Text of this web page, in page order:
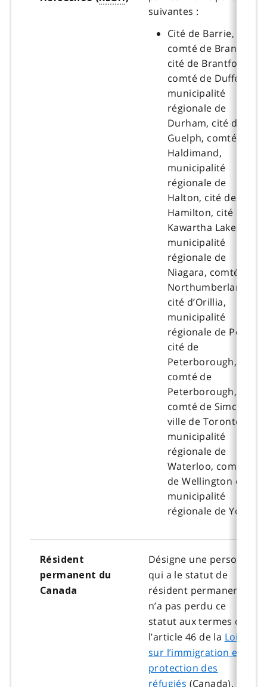
suivantes :
Cité de Barrie,
comté de Brant,
cité de Brantford,
comté de Dufferin,
municipalité
régionale de
Durham, cité de
Guelph, comté de
Haldimand,
municipalité
régionale de
Halton, cité de
Hamilton, cité de
Kawartha Lakes,
municipalité
régionale de
Niagara, comté de
Northumberland,
cité d’Orillia,
municipalité
régionale de Peel,
cité de
Peterborough,
comté de
Peterborough,
comté de Simcoe,
ville de Toronto,
municipalité
régionale de
Waterloo, comté
de Wellington et
municipalité
régionale de York
Résident
permanent du
Canada
Désigne une personne
qui a le statut de
résident permanent et
n’a pas perdu ce
statut aux termes de
l’article 46 de la Loi
sur l’immigration et la
protection des
réfugiés (Canada).